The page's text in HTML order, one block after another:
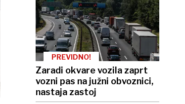
PREVIDNO!
Zaradi okvare vozila zaprt
vozni pas na južni obvoznici,
nastaja zastoj